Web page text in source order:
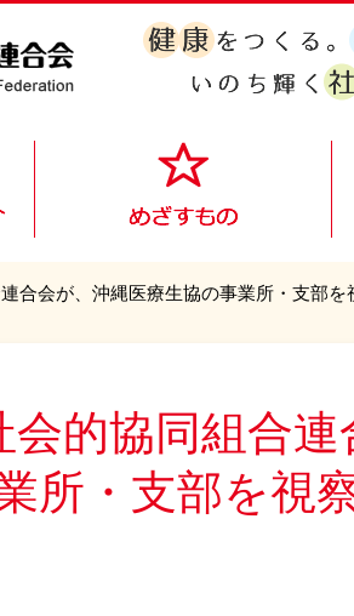
合会が、沖縄医療生協の事業所・支部を
的協同組合
所・支部を視